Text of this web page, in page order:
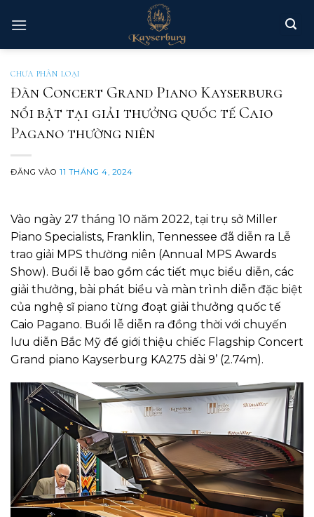
qua
CHƯA PHÂN LOẠI
Đàn Concert Grand Piano Kayserburg
nổi bật tại giải thưởng quốc tế Caio
Pagano thường niên
ĐĂNG VÀO11 THÁNG 4, 2024
Vào ngày 27 tháng 10 năm 2022, tại trụ sở Miller
Piano Specialists, Franklin, Tennessee đã diễn ra Lễ
trao giải MPS thường niên (Annual MPS Awards
Show). Buổi lễ bao gồm các tiết mục biểu diễn, các
giải thưởng, bài phát biểu và màn trình diễn đặc biệt
của nghệ sĩ piano từng đoạt giải thưởng quốc tế
Caio Pagano. Buổi lễ diễn ra đồng thời với chuyến
lưu diễn Bắc Mỹ để giới thiệu chiếc Flagship Concert
Grand piano Kayserburg KA275 dài 9’ (2.74m).